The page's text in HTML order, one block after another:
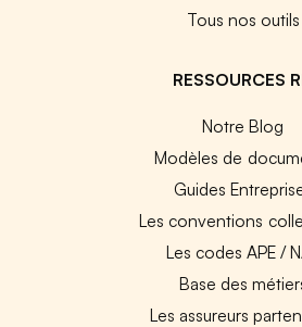
Tous nos outils
RESSOURCES
Notre Blog
Modèles de
Guides
Les conventions
Les codes APE /
Base des
Les assureurs